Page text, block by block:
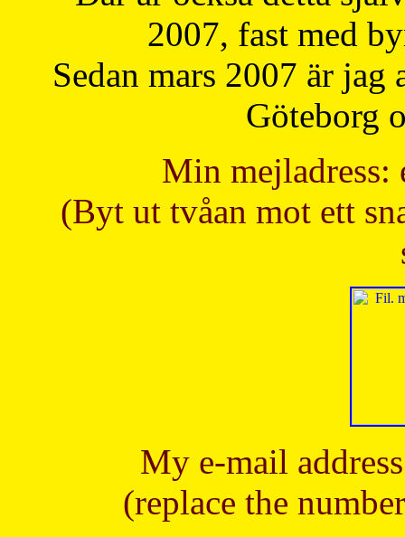
2007, fast med
Sedan mars 2007 är
Göteborg
Min mejladress:
(Byt ut tvåan mot ett
My e-mail
(replace the